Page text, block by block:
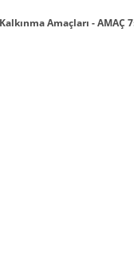
Amaçları - AMAÇ 7: